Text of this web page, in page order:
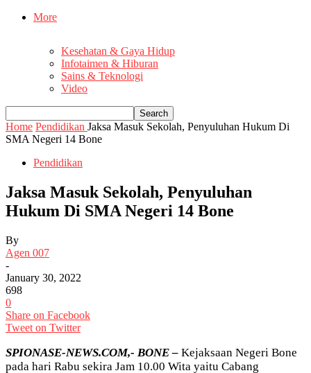
More
Kesehatan & Gaya Hidup
Infotaimen & Hiburan
Sains & Teknologi
Video
Home Pendidikan Jaksa Masuk Sekolah, Penyuluhan Hukum Di
SMA Negeri 14 Bone
Pendidikan
Jaksa Masuk Sekolah, Penyuluhan
Hukum Di SMA Negeri 14 Bone
By
Agen 007
-
January 30, 2022
698
0
Share on Facebook
Tweet on Twitter
SPIONASE-NEWS.COM,- BONE – Kejaksaan Negeri Bone
pada hari Rabu sekira Jam 10.00 Wita yaitu Cabang